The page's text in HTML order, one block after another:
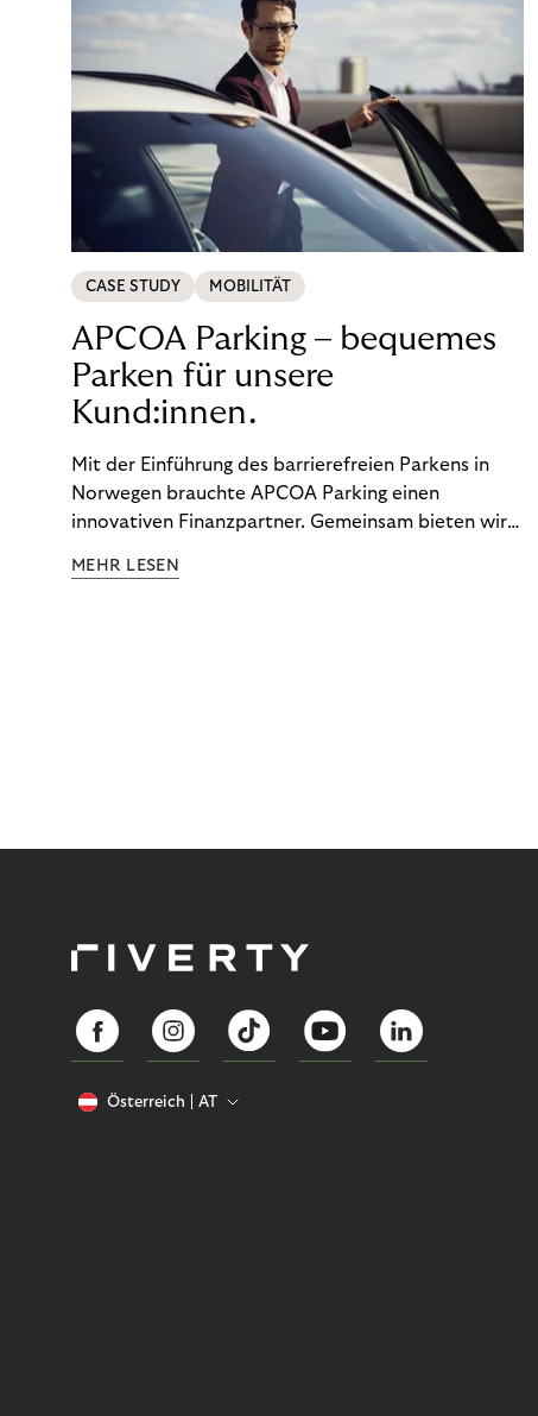
CASE STUDY MOBILITÄT
APCOA Parking – bequemes
Parken für unsere
Kund:innen.
Mit der Einführung des barrierefreien Parkens in
Norwegen brauchte APCOA Parking einen
innovativen Finanzpartner. Gemeinsam bieten wir
Erlebnis.
MEHR LESEN
Österreich AT